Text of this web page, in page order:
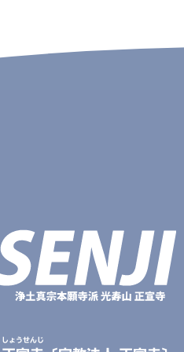
しょうせんじ